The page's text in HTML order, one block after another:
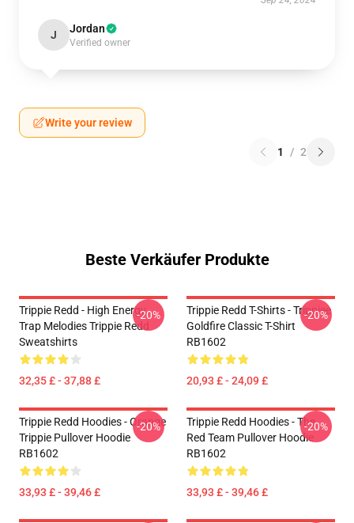
J Jordan
Verified owner
Write your review
1 / 2
Beste Verkäufer Produkte
Trippie Redd - High Energy
Trap Melodies Trippie Redd
Sweatshirts
32,35 £ - 37,88 £
-20%
Trippie Redd T-Shirts - Trippiee
Goldfire Classic T-Shirt
RB1602
20,93 £ - 24,09 £
-20%
Trippie Redd Hoodies - Orange
Trippie Pullover Hoodie
RB1602
33,93 £ - 39,46 £
-20%
Trippie Redd Hoodies - The
Red Team Pullover Hoodie
RB1602
33,93 £ - 39,46 £
-20%